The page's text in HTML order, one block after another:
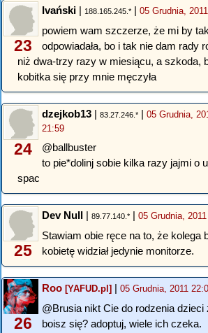
23
Ivański | 188.165.245.* | 05 Grudnia,
powiem wam szczerze, że mi by
odpowiadała, bo i tak nie dam rady
niż dwa-trzy razy w miesiącu, a szkoda,
kobitka się przy mnie męczyła
24
dzejkob13 | 83.27.246.* | 05 Grudnia,
21:59
@ballbuster
to pie*dolinj sobie kilka razy jajmi o
spac
25
Dev Null | 89.77.140.* | 05 Grudnia,
Stawiam obie ręce na to, że kolega
kobietę widział jedynie monitorze.
26
Roo [YAFUD.pl] | 05 Grudnia, 2011
@Brusia nikt Cie do rodzenia
boisz się? adoptuj, wiele ich czeka.